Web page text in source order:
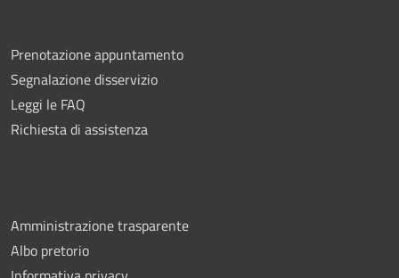
Prenotazione appuntamento
Segnalazione disservizio
Leggi le FAQ
Richiesta di assistenza
Amministrazione trasparente
Albo pretorio